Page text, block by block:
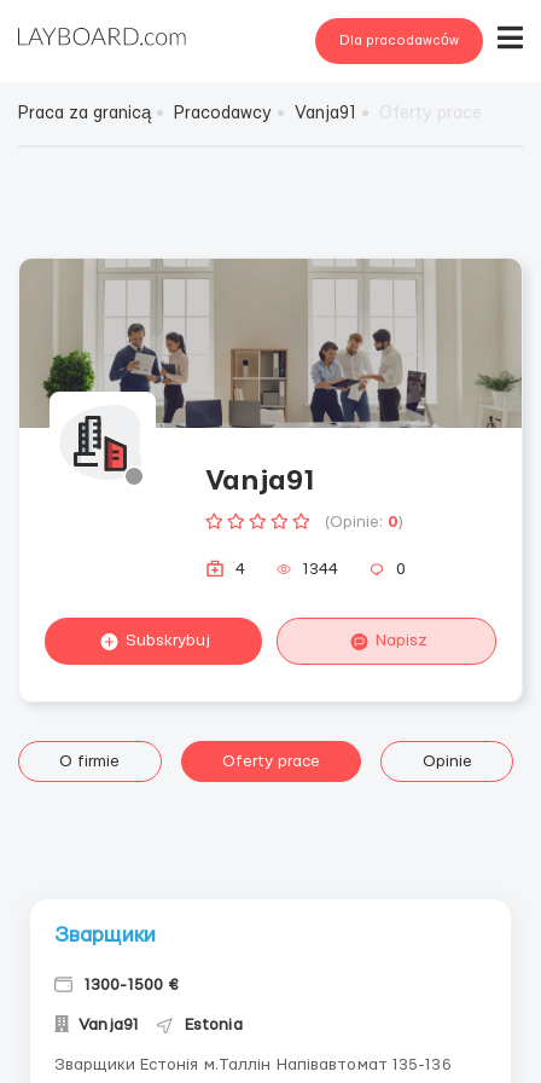
Dla pracodawców
Praca za granicą Pracodawcy Vanja91
Vanja91
(Opinie: 0)
4 1344 0
Subskrybuj Napisz
O firmie Oferty prace Opinie
Зварщики
1300-1500 €
Vanja91 Estonia
Зварщики Естонія м.Таллін Напівавтомат 135-136